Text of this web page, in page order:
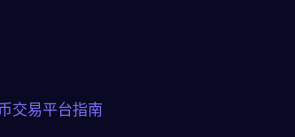
交易平台指南